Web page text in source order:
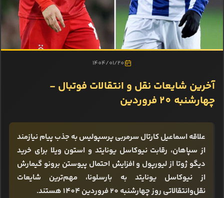
1404/01/20
آخرین شایعات نقل و انتقالات فوتبال -
چهارشنبه 20 فروردین
علاقه اسماعیل کارتال سرمربی پرسپولیس به جذب پیام نیازمند
از سپاهان، رقابت نیوکاسل یونایتد و استون ویلا برای خرید
دیگو ژوتا از لیورپول و افزایش احتمال پیوستن برونو گیمارش
از نیوکاسل یونایتد به بارسلونا، مهم‌ترین شایعات
نقل‌وانتقالاتی روز چهارشنبه 20 فروردین 1404 هستند.